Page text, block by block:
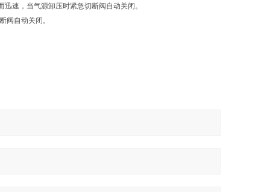
速，当气源卸压时紧急切断阀自动关闭。
阀自动关闭。